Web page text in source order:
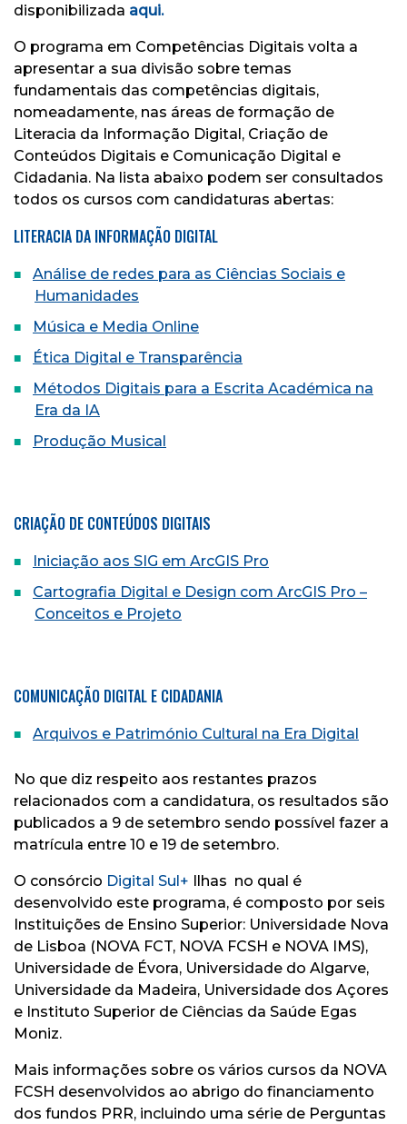
disponibilizada aqui.
O programa em Competências Digitais volta a
apresentar a sua divisão sobre temas
fundamentais das competências digitais,
nomeadamente, nas áreas de formação de
Literacia da Informação Digital, Criação de
Conteúdos Digitais e Comunicação Digital e
Cidadania. Na lista abaixo podem ser consultados
todos os cursos com candidaturas abertas:
LITERACIA DA INFORMAÇÃO DIGITAL
Análise de redes para as Ciências Sociais e
Humanidades
Música e Media Online
Ética Digital e Transparência
Métodos Digitais para a Escrita Académica na
Era da IA
Produção Musical
CRIAÇÃO DE CONTEÚDOS DIGITAIS
Iniciação aos SIG em ArcGIS Pro
Cartografia Digital e Design com ArcGIS Pro –
Conceitos e Projeto
COMUNICAÇÃO DIGITAL E CIDADANIA
Arquivos e Património Cultural na Era Digital
No que diz respeito aos restantes prazos
relacionados com a candidatura, os resultados são
publicados a 9 de setembro sendo possível fazer a
matrícula entre 10 e 19 de setembro.
O consórcio Digital Sul+ Ilhas no qual é
desenvolvido este programa, é composto por seis
Instituições de Ensino Superior: Universidade Nova
de Lisboa (NOVA FCT, NOVA FCSH e NOVA IMS),
Universidade de Évora, Universidade do Algarve,
Universidade da Madeira, Universidade dos Açores
e Instituto Superior de Ciências da Saúde Egas
Moniz.
Mais informações sobre os vários cursos da NOVA
FCSH desenvolvidos ao abrigo do financiamento
dos fundos PRR, incluindo uma série de Perguntas